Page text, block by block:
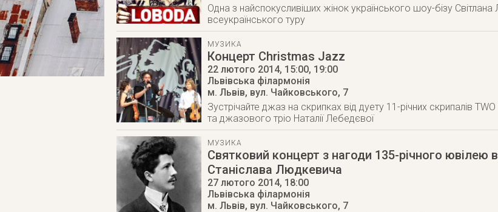
Одна з найспокусливіших жінок українського шоу-бізу
всеукраїнського туру
МУЗИКА
Концерт Christmas Jazz
22 лютого 2014, 15:00, 19:00
Львівська філармонія
м. Львів, вул. Чайковського, 7
Зустрічайте джаз на скрипках від дуету 11-річних скрипалів
та джазового тріо Наталії Лебедєвої
МУЗИКА
Святковий концерт з нагоди 135-річного ювілею
Станіслава Людкевича
27 лютого 2014, 18:00
Львівська філармонія
м. Львів, вул. Чайковського, 7